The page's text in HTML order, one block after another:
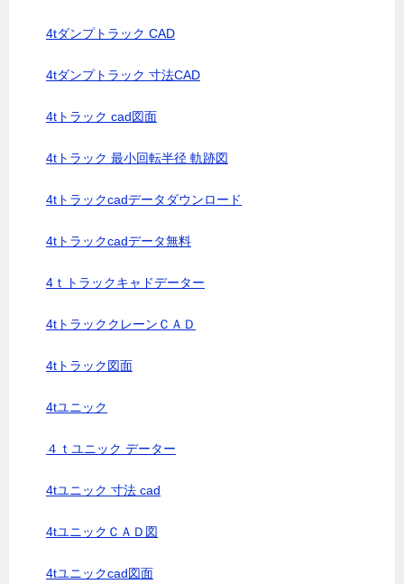
4tダンプトラック CAD
4tダンプトラック 寸法CAD
4tトラック cad図面
4tトラック 最小回転半径 軌跡図
4tトラックcadデータダウンロード
4tトラックcadデータ無料
4ｔトラックキャドデーター
4tトラッククレーンＣＡＤ
4tトラック図面
4tユニック
４ｔユニック データー
4tユニック 寸法 cad
4tユニックＣＡＤ図
4tユニックcad図面